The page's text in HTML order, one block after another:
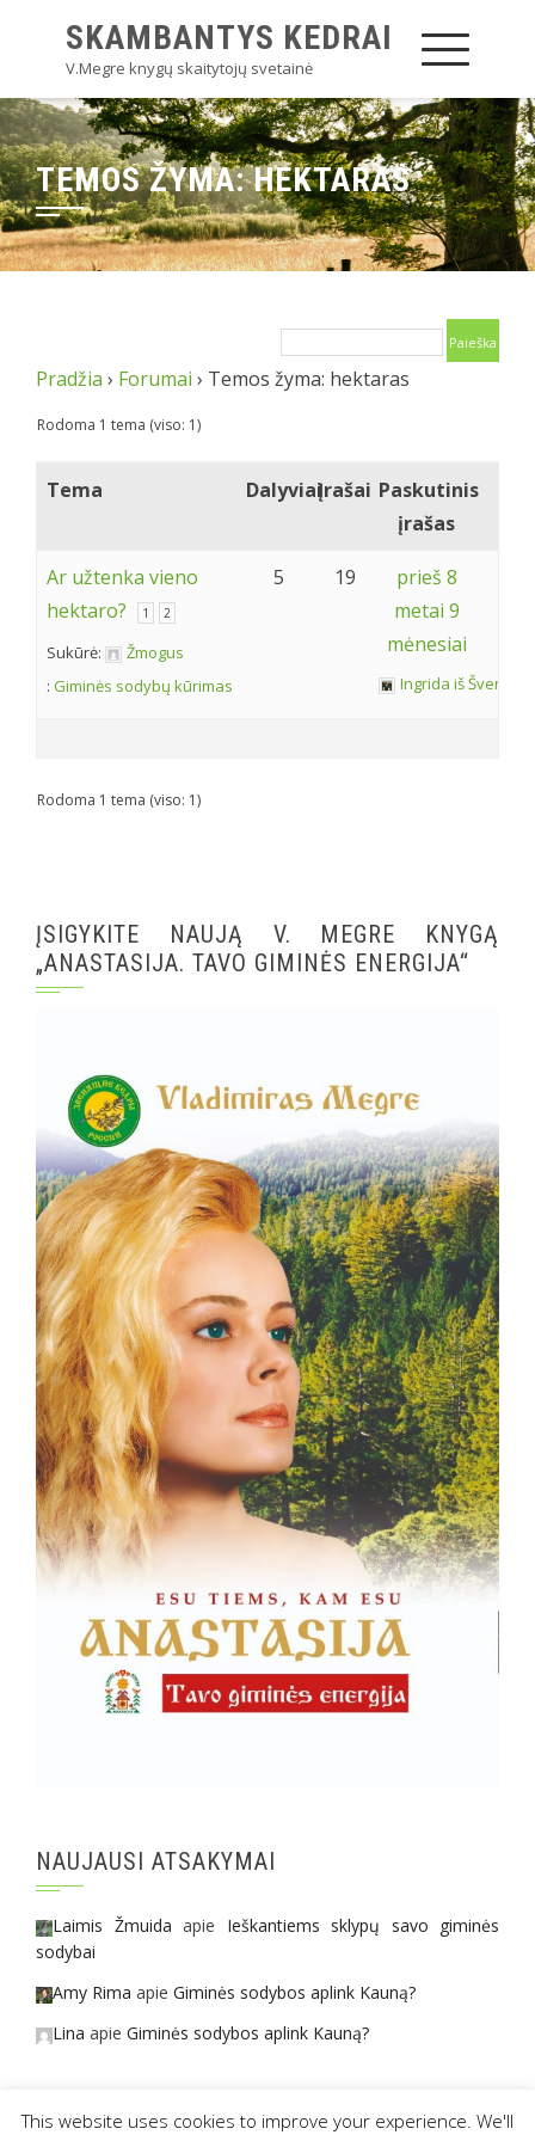
SKAMBANTYS KEDRAI
V.Megre knygų skaitytojų svetainė
TEMOS ŽYMA: HEKTARAS
Pradžia › Forumai › Temos žyma: hektaras
Rodoma 1 tema (viso: 1)
Tema DalyviaiĮrašai Paskutinis
įrašas
Ar užtenka vieno
hektaro?
1 2
Sukūrė:
Žmogus
: Giminės sodybų kūrimas
5 19
prieš 8
metai 9
mėnesiai
Ingrida iš
Rodoma 1 tema (viso: 1)
ĮSIGYKITE NAUJĄ V. MEGRE KNYGĄ
„ANASTASIJA. TAVO GIMINĖS ENERGIJA“
NAUJAUSI ATSAKYMAI
Laimis Žmuida apie Ieškantiems sklypų savo giminės
sodybai
Amy Rima apie Giminės sodybos aplink Kauną?
Lina apie Giminės sodybos aplink Kauną?
This website uses cookies to improve your experience. We'll